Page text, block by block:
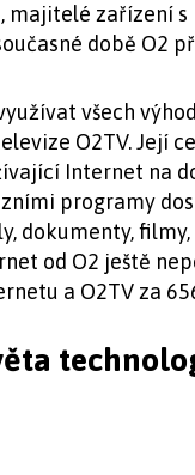
zařízení s
době O2
všech
O2TV. Její
Internet na
programy
dokumenty,
od O2 ještě
a O2TV za